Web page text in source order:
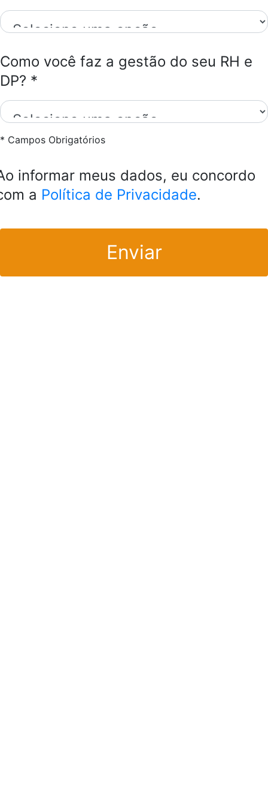
Como você faz a gestão do seu RH e
DP? *
* Campos Obrigatórios
informar meus dados, eu concordo
a Política de Privacidade.
Enviar